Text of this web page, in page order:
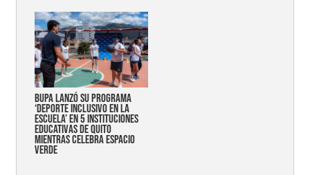
Bupa lanzó su programa
‘Deporte Inclusivo en la
Escuela’ en 5 instituciones
educativas de Quito
mientras celebra espacio
verde